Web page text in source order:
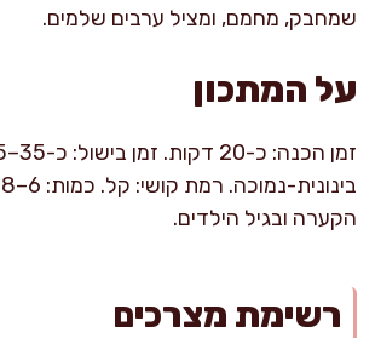
שמחבק, מחמם, ומציל ערבים שלמים.
על המתכון
הקערה ובגיל הילדים.
רשימת מצרכים